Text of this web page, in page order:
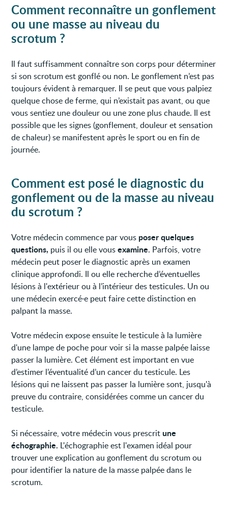
Comment reconnaître un gonflement
ou une masse au niveau du
scrotum ?
Il faut suffisamment connaître son corps pour déterminer
si son scrotum est gonflé ou non. Le gonflement n’est pas
toujours évident à remarquer. Il se peut que vous palpiez
quelque chose de ferme, qui n’existait pas avant, ou que
vous sentiez une douleur ou une zone plus chaude. Il est
possible que les signes (gonflement, douleur et sensation
de chaleur) se manifestent après le sport ou en fin de
journée.
Comment est posé le diagnostic du
gonflement ou de la masse au niveau
du scrotum ?
Votre médecin commence par vous poser quelques
questions, puis il ou elle vousexamine. Parfois, votre
médecin peut poser le diagnostic après un examen
clinique approfondi. Il ou elle recherche d’éventuelles
lésions à l'extérieur ou à l’intérieur des testicules. Un ou
une médecin exercé·e peut faire cette distinction en
palpant la masse.
Votre médecin expose ensuite le testicule à la lumière
d'une lampe de poche pour voir si la masse palpée laisse
passer la lumière. Cet élément est important en vue
d’estimer l’éventualité d’un cancer du testicule. Les
lésions qui ne laissent pas passer la lumière sont, jusqu'à
preuve du contraire, considérées comme un cancer du
testicule.
Si nécessaire, votre médecin vous prescrit une
échographie. L'échographie est l'examen idéal pour
trouver une explication au gonflement du scrotum ou
pour identifier la nature de la masse palpée dans le
scrotum.